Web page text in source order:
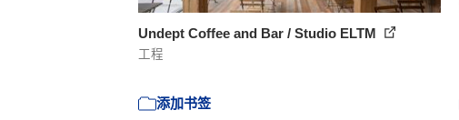
Undept Coffee and Bar / Studio ELTM
工程
添加书签